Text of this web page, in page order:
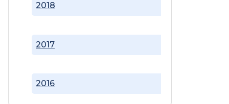
2016
2017
2018